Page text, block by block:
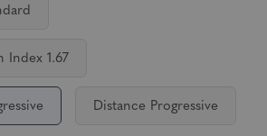
Index 1.67
Distance Progressive